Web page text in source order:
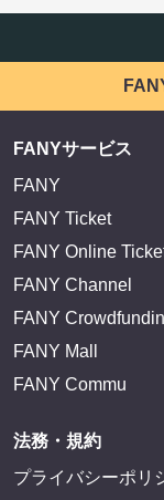
FANYサービス
FANY
FANY Ticket
FANY Online
FANY Channel
FANY
FANY Mall
FANY Commu
法務・規約
プライバシーポリ